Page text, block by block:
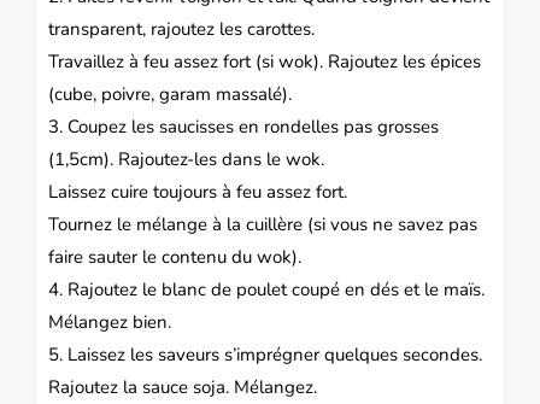
transparent, rajoutez les carottes.
Travaillez à feu assez fort (si wok). Rajoutez les épices
(cube, poivre, garam massalé).
3. Coupez les saucisses en rondelles pas grosses
(1,5cm). Rajoutez-les dans le wok.
Laissez cuire toujours à feu assez fort.
Tournez le mélange à la cuillère (si vous ne savez pas
faire sauter le contenu du wok).
4. Rajoutez le blanc de poulet coupé en dés et le maïs.
Mélangez bien.
5. Laissez les saveurs s’imprégner quelques secondes.
Rajoutez la sauce soja. Mélangez.